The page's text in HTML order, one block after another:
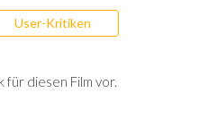
User-Kritiken
für diesen Film vor.